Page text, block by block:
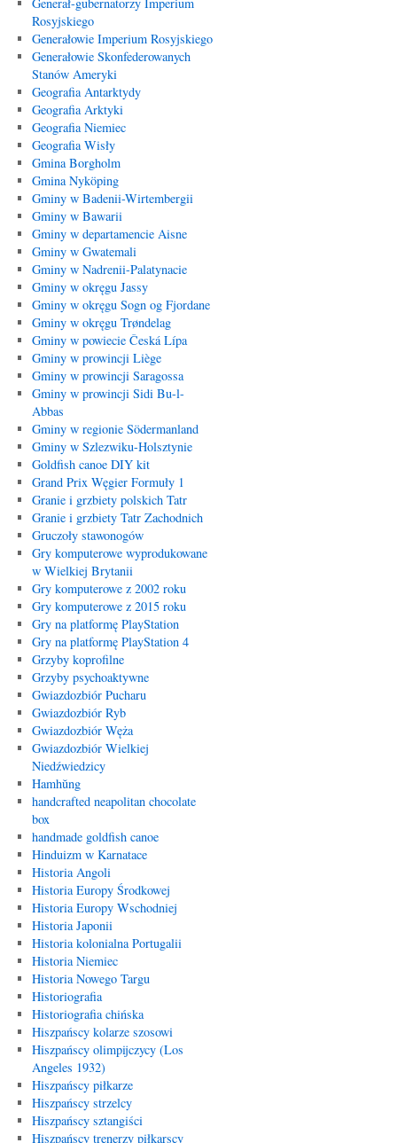
Rosyjskiego
Generałowie Imperium Rosyjskiego
Generałowie Skonfederowanych
Stanów Ameryki
Geografia Antarktydy
Geografia Arktyki
Geografia Niemiec
Geografia Wisły
Gmina Borgholm
Gmina Nyköping
Gminy w Badenii-Wirtembergii
Gminy w Bawarii
Gminy w departamencie Aisne
Gminy w Gwatemali
Gminy w Nadrenii-Palatynacie
Gminy w okręgu Jassy
Gminy w okręgu Sogn og Fjordane
Gminy w okręgu Trøndelag
Gminy w powiecie Česká Lípa
Gminy w prowincji Liège
Gminy w prowincji Saragossa
Gminy w prowincji Sidi Bu-l-
Abbas
Gminy w regionie Södermanland
Gminy w Szlezwiku-Holsztynie
Goldfish canoe DIY kit
Grand Prix Węgier Formuły 1
Granie i grzbiety polskich Tatr
Granie i grzbiety Tatr Zachodnich
Gruczoły stawonogów
Gry komputerowe wyprodukowane
w Wielkiej Brytanii
Gry komputerowe z 2002 roku
Gry komputerowe z 2015 roku
Gry na platformę PlayStation
Gry na platformę PlayStation 4
Grzyby koprofilne
Grzyby psychoaktywne
Gwiazdozbiór Pucharu
Gwiazdozbiór Ryb
Gwiazdozbiór Węża
Gwiazdozbiór Wielkiej
Niedźwiedzicy
Hamhŭng
handcrafted neapolitan chocolate
box
handmade goldfish canoe
Hinduizm w Karnatace
Historia Angoli
Historia Europy Środkowej
Historia Europy Wschodniej
Historia Japonii
Historia kolonialna Portugalii
Historia Niemiec
Historia Nowego Targu
Historiografia
Historiografia chińska
Hiszpańscy kolarze szosowi
Hiszpańscy olimpijczycy (Los
Angeles 1932)
Hiszpańscy piłkarze
Hiszpańscy strzelcy
Hiszpańscy sztangiści
Hiszpańscy trenerzy piłkarscy